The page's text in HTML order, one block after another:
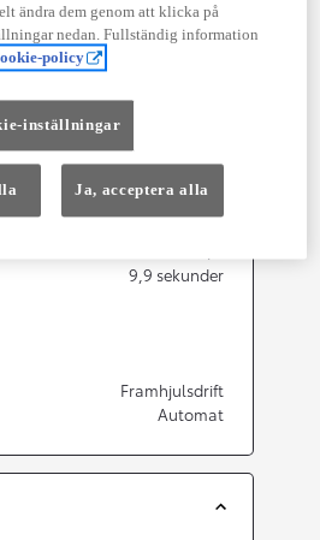
103
9,9 sekunder
Framhjulsdrift
Automat
ändra dem genom att klicka på
nedan. Fullständig information
policy
inställningar
Ja, acceptera alla